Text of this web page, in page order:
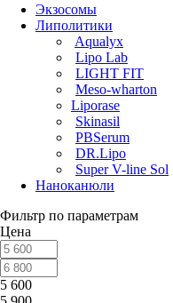
Экзосомы
Липолитики
Aqualyx
Lipo Lab
LIGHT FIT
Meso-wharton
Liporase
Skinasil
PBSerum
DR.Lipo
Super V-line Sol
Наноканюли
Фильтр по параметрам
Цена
5 600